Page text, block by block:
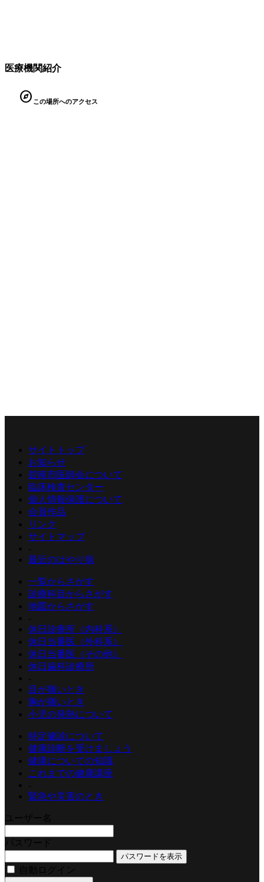
医療機関紹介
explore この場所へのアクセス
サイトトップ
お知らせ
碧南市医師会について
臨床検査センター
個人情報保護について
会員作品
リンク
サイトマップ
最近のはやり病
一覧からさがす
診療科目からさがす
地図からさがす
休日診療所（内科系）
休日当番医（外科系）
休日当番医（その他）
休日歯科診療所
目が痛いとき
胸が痛いとき
小児の発熱について
特定健診について
健康診断を受けましょう
健康についての知識
これまでの健康講座
緊急や災害のとき
パスワードを表示